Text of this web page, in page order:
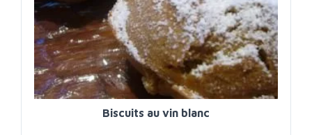
Biscuits au vin blanc